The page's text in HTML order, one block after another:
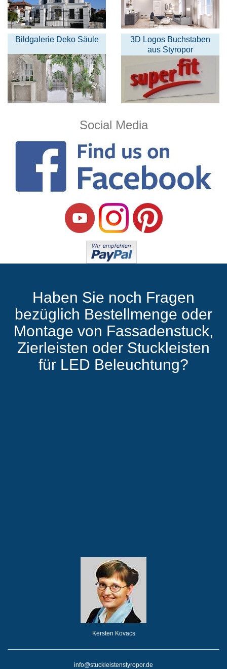
Bildgalerie Deko Säule
3D Logos Buchstaben
aus Styropor
Social Media
Haben Sie noch Fragen
bezüglich Bestellmenge oder
Montage von Fassadenstuck,
Zierleisten oder Stuckleisten
für LED Beleuchtung?
Kersten Kovacs
info@stuckleistenstyropor.de